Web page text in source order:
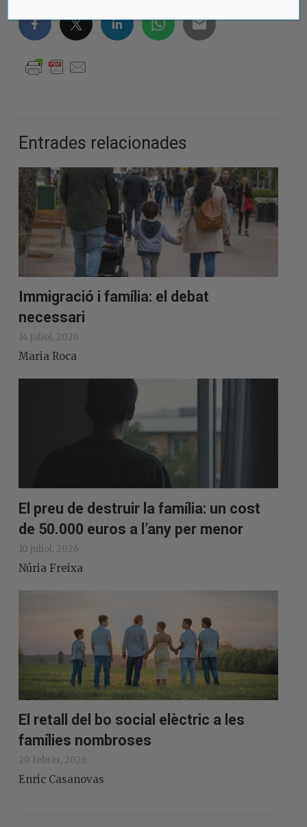
Entrades relacionades
Immigració i família: el debat
necessari
14 juliol, 2026
Maria Roca
El preu de destruir la família: un cost
de 50.000 euros a l’any per menor
10 juliol, 2026
Núria Freixa
El retall del bo social elèctric a les
famílies nombroses
20 febrer, 2026
Enric Casanovas